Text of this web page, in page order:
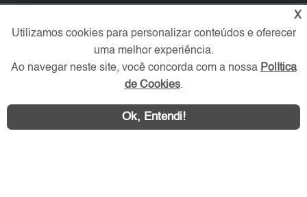
Redes Sociais
X
Utilizamos cookies para personalizar conteúdos e oferecer
uma melhor experiência.
Ao navegar neste site, você concorda com a nossa Política
de Cookies.
Ok, Entendi!